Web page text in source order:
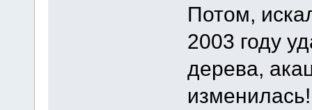
Потом,
2003 году
дерева,